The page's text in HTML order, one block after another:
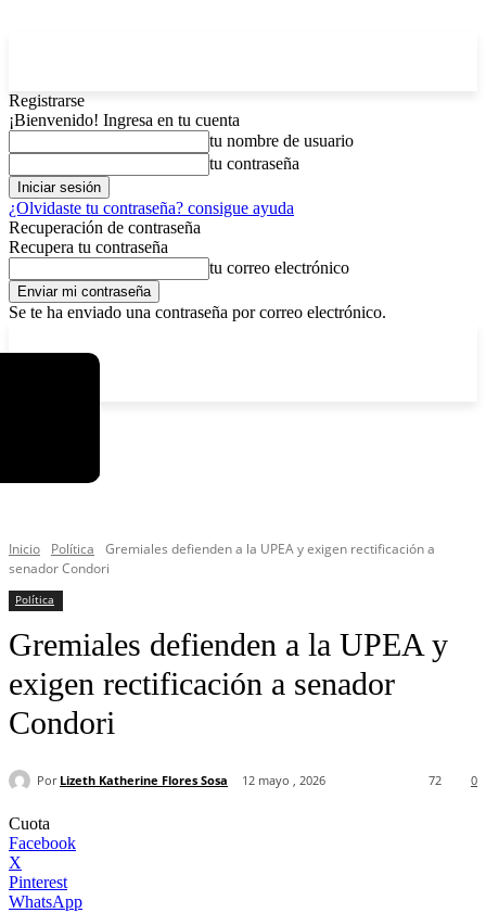
Registrarse
¡Bienvenido! Ingresa en tu cuenta
tu nombre de usuario
tu contraseña
¿Olvidaste tu contraseña? consigue ayuda
Recuperación de contraseña
Recupera tu contraseña
tu correo electrónico
Se te ha enviado una contraseña por correo electrónico.
Inicio Política
Gremiales defienden a la UPEA y exigen rectificación a
senador Condori
Política
Gremiales defienden a la UPEA y
exigen rectificación a senador
Condori
Por Lizeth Katherine Flores Sosa 12 mayo , 2026 0
72
Cuota
Facebook
X
Pinterest
WhatsApp